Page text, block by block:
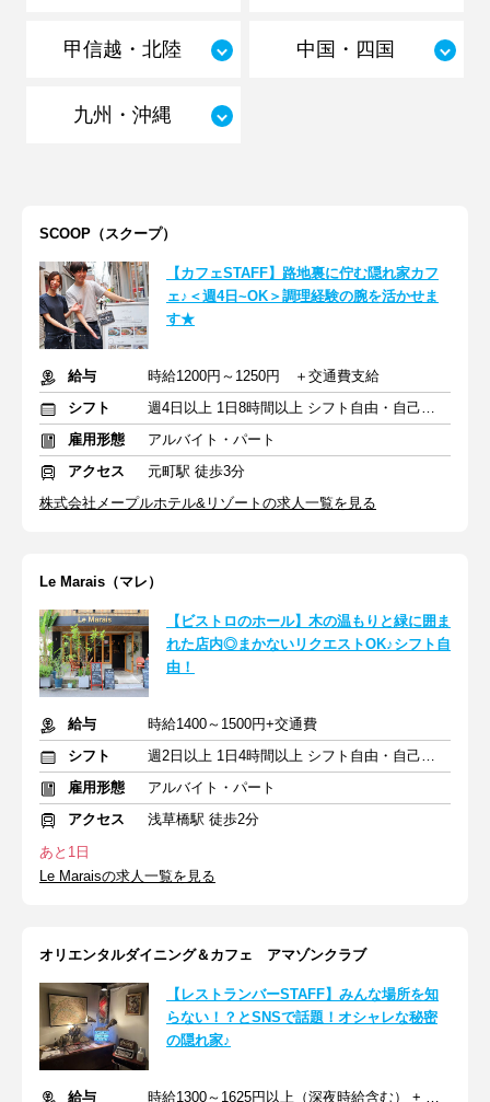
甲信越・北陸 中国・四国
九州・沖縄
SCOOP（スクープ）
【カフェSTAFF】路地裏に佇む隠れ家カフ
ェ♪＜週4日~OK＞調理経験の腕を活かせま
す★
給与
時給1200円～1250円 ＋交通費支給
シフト
週4日以上 1日8時間以上 シフト自由・自己申告
雇用形態
アルバイト・パート
アクセス
元町駅 徒歩3分
株式会社メープルホテル&リゾートの求人一覧を見る
Le Marais（マレ）
【ビストロのホール】木の温もりと緑に囲ま
れた店内◎まかないリクエストOK♪シフト自
由！
給与
時給1400～1500円+交通費
シフト
週2日以上 1日4時間以上 シフト自由・自己申告
雇用形態
アルバイト・パート
アクセス
浅草橋駅 徒歩2分
あと1日
Le Maraisの求人一覧を見る
オリエンタルダイニング＆カフェ アマゾンクラブ
【レストランバーSTAFF】みんな場所を知
らない！？とSNSで話題！オシャレな秘密
の隠れ家♪
給与
時給1300～1625円以上（深夜時給含む） + 交通費支給